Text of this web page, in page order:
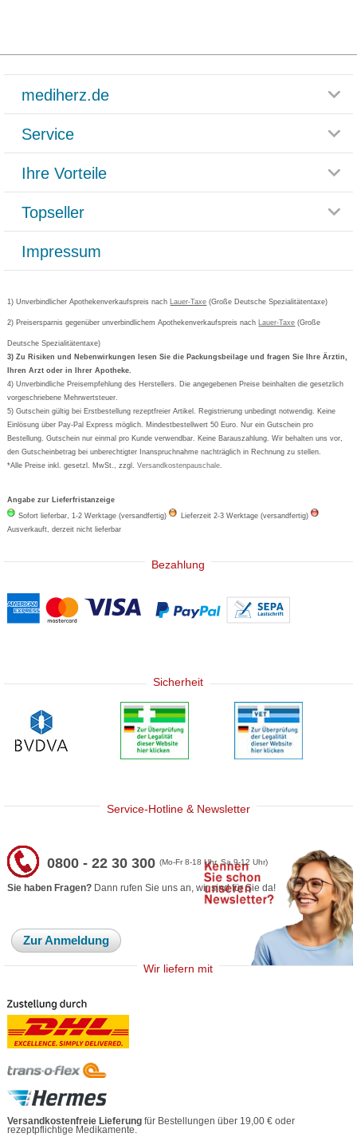
mediherz.de
Glossar
Häufig gestellte Fragen
Datenschutz
AGB
Cookie-Einstellungen
Vertrag widerrufen
Service
Rücksendemöglichkeit
Paketlieferstatus
Versandkosten
Bestellschein ausfüllen
Newsletteranmeldung
Ihre Vorteile
Rezeptlieferung
Bonusprogramm
Gutschein und Rabatte
Kundenbewertung
Topseller
Grippostad
Bepanthen
Formoline
Wick
Eucerin
Basica
Impressum
1) Unverbindlicher Apothekenverkaufspreis nach Lauer-Taxe (Große Deutsche Spezialitätentaxe)
2) Preisersparnis gegenüber unverbindlichem Apothekenverkaufspreis nach Lauer-Taxe (Große
Deutsche Spezialitätentaxe)
3) Zu Risiken und Nebenwirkungen lesen Sie die Packungsbeilage und fragen Sie Ihre Ärztin,
Ihren Arzt oder in Ihrer Apotheke.
4) Unverbindliche Preisempfehlung des Herstellers. Die angegebenen Preise beinhalten die gesetzlich
vorgeschriebene Mehrwertsteuer.
5) Gutschein gültig bei Erstbestellung rezeptfreier Artikel. Registrierung unbedingt notwendig. Keine
Einlösung über Pay-Pal Express möglich. Mindestbestellwert 50 Euro. Nur ein Gutschein pro
Bestellung. Gutschein nur einmal pro Kunde verwendbar. Keine Barauszahlung. Wir behalten uns vor,
den Gutscheinbetrag bei unberechtigter Inanspruchnahme nachträglich in Rechnung zu stellen.
*Alle Preise inkl. gesetzl. MwSt., zzgl.Versandkostenpauschale.
Angabe zur Lieferfristanzeige
Sofort lieferbar, 1-2 Werktage (versandfertig)
Lieferzeit 2-3 Werktage (versandfertig)
Ausverkauft, derzeit nicht lieferbar
Bezahlung
Sicherheit
Service-Hotline & Newsletter
0800 - 22 30 300(Mo-Fr 8-18 Uhr, Sa 9-12 Uhr)
Sie haben Fragen? Dann rufen Sie uns an, wir sind für Sie da!
Zur Anmeldung
Wir liefern mit
Versandkostenfreie Lieferung für Bestellungen über 19,00 € oder
rezeptpflichtige Medikamente.